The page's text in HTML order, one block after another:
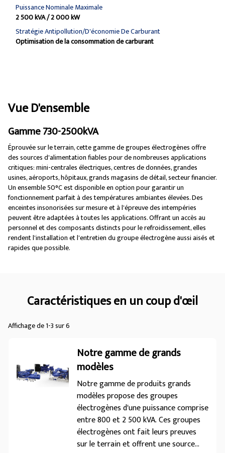
Puissance Nominale Maximale
2 500 kVA / 2 000 kW
Stratégie Antipollution/d'économie De Carburant
Optimisation de la consommation de carburant
Vue D'ensemble
Gamme 730-2500kVA
Éprouvée sur le terrain, cette gamme de groupes électrogènes offre
des sources d'alimentation fiables pour de nombreuses applications
critiques: mini-centrales électriques, centres de données, grandes
usines, aéroports, hôpitaux, grands magasins de détail, secteur financier.
Un ensemble 50°C est disponible en option pour garantir un
fonctionnement parfait à des températures ambiantes élevées. Des
enceintes insonorisées sur mesure et à l'épreuve des intempéries
peuvent être adaptées à toutes les applications. Offrant un accès au
personnel et des composants distincts pour le refroidissement, elles
rendent l'installation et l'entretien du groupe électrogène aussi aisés et
rapides que possible.
Caractéristiques en un coup d'œil
Affichage de 1-3 sur 6
Notre gamme de grands
modèles
Notre gamme de produits grands
modèles propose des groupes
électrogènes d'une puissance comprise
entre 800 et 2 500 kVA. Ces groupes
électrogènes ont fait leurs preuves
sur le terrain et offrent une source